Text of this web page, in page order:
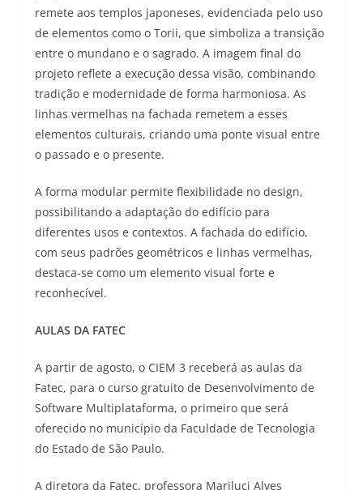
remete aos templos japoneses, evidenciada pelo uso
de elementos como o Torii, que simboliza a transição
entre o mundano e o sagrado. A imagem final do
projeto reflete a execução dessa visão, combinando
tradição e modernidade de forma harmoniosa. As
linhas vermelhas na fachada remetem a esses
elementos culturais, criando uma ponte visual entre
o passado e o presente.
A forma modular permite flexibilidade no design,
possibilitando a adaptação do edifício para
diferentes usos e contextos. A fachada do edifício,
com seus padrões geométricos e linhas vermelhas,
destaca-se como um elemento visual forte e
reconhecível.
AULAS DA FATEC
A partir de agosto, o CIEM 3 receberá as aulas da
Fatec, para o curso gratuito de Desenvolvimento de
Software Multiplataforma, o primeiro que será
oferecido no município da Faculdade de Tecnologia
do Estado de São Paulo.
A diretora da Fatec, professora Mariluci Alves